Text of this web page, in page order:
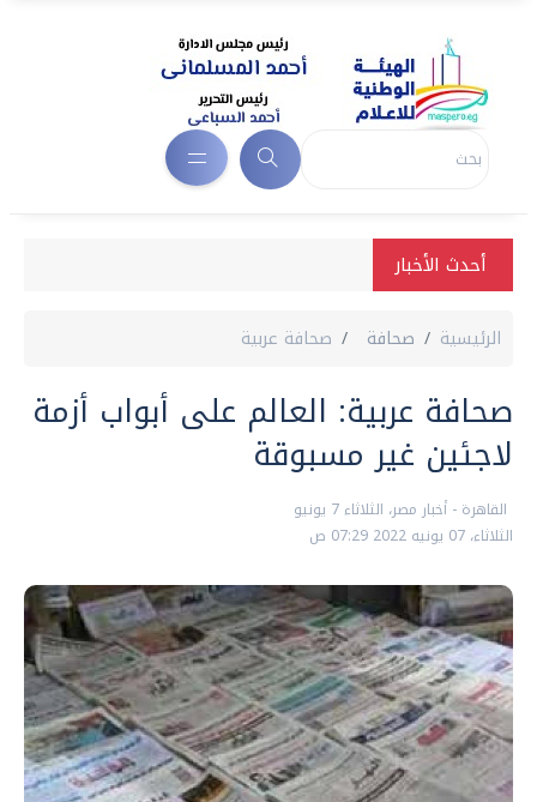
أحدث الأخبار
الرئيسية صحافة صحافة عربية
صحافة عربية: العالم على أبواب أزمة
لاجئين غير مسبوقة
القاهرة - أخبار مصر، الثلاثاء 7 يونيو
الثلاثاء، 07 يونيه 2022 07:29 ص